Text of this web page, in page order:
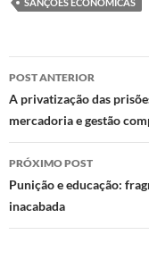
o o
k
A
p
Navegação
de
posts
POST ANTERIOR
A privatização das
mercadoria e gestão
PRÓXIMO POST
Punição e educação:
inacabada